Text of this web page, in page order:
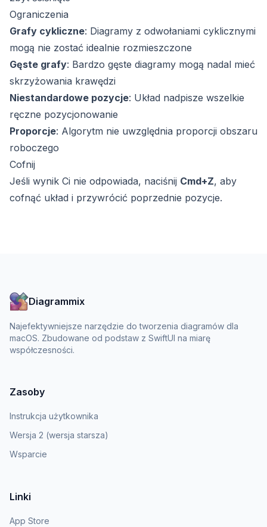
Ograniczenia
Grafy cykliczne: Diagramy z odwołaniami cyklicznymi
mogą nie zostać idealnie rozmieszczone
Gęste grafy: Bardzo gęste diagramy mogą nadal mieć
skrzyżowania krawędzi
Niestandardowe pozycje: Układ nadpisze wszelkie
ręczne pozycjonowanie
Proporcje: Algorytm nie uwzględnia proporcji obszaru
roboczego
Cofnij
Jeśli wynik Ci nie odpowiada, naciśnij Cmd+Z, aby
cofnąć układ i przywrócić poprzednie pozycje.
Diagrammix
Najefektywniejsze narzędzie do tworzenia diagramów dla
macOS. Zbudowane od podstaw z SwiftUI na miarę
współczesności.
Zasoby
Instrukcja użytkownika
Wersja 2 (wersja starsza)
Wsparcie
Linki
App Store